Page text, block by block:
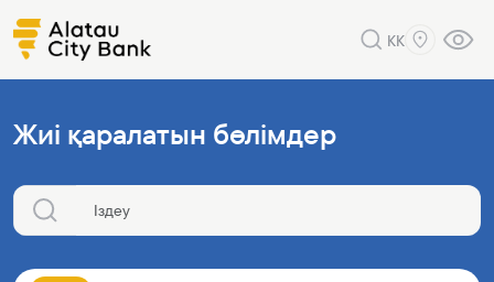
KK
Жиі қаралатын бөлімдер